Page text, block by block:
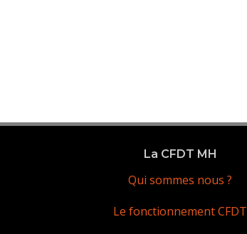
La CFDT MH
Qui sommes nous ?
Le fonctionnement CFDT